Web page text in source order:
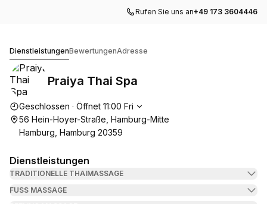
Rufen Sie uns an+49 173 3604446
DienstleistungenBewertungenAdresse
Praiya Thai Spa
Die Öffnungszeiten
Geschlossen · Öffnet 11:00 Fri
56 Hein-Hoyer-Straße, Hamburg-Mitte
Hamburg, Hamburg 20359
Dienstleistungen
TRADITIONELLE THAIMASSAGE
FUSS MASSAGE